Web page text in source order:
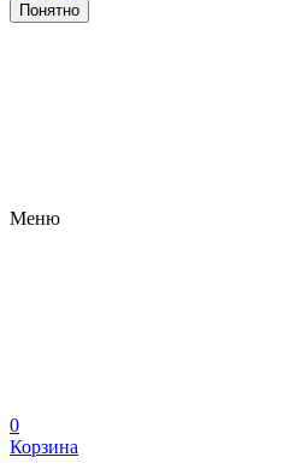
Понятно
Меню
0
Корзина